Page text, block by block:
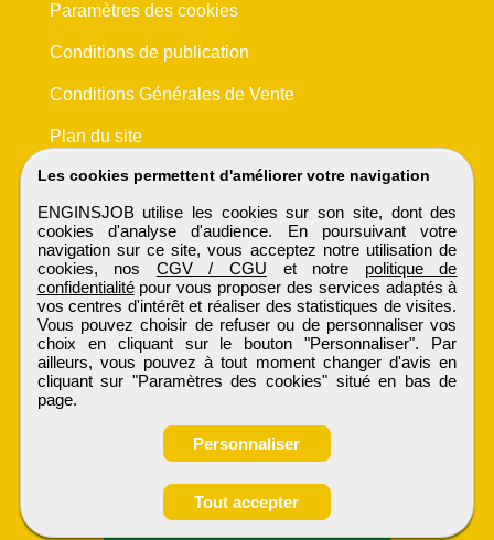
Obtenir ses
coordonnées
Les cookies permettent d'améliorer votre navigation
ENGINSJOB utilise les cookies sur son site, dont des
cookies d'analyse d'audience. En poursuivant votre
navigation sur ce site, vous acceptez notre utilisation de
cookies, nos CGV / CGU et notre politique de
confidentialitépour vous proposer des services adaptés à
vos centres d'intérêt et réaliser des statistiques de visites.
Vous pouvez choisir de refuser ou de personnaliser vos
choix en cliquant sur le bouton "Personnaliser". Par
ailleurs, vous pouvez à tout moment changer d'avis en
cliquant sur "Paramètres des cookies" situé en bas de
page.
Personnaliser
Tout accepter
Paramètres des cookies
Conditions de publication
Conditions Générales de Vente
Plan du site
ENGINSJOB